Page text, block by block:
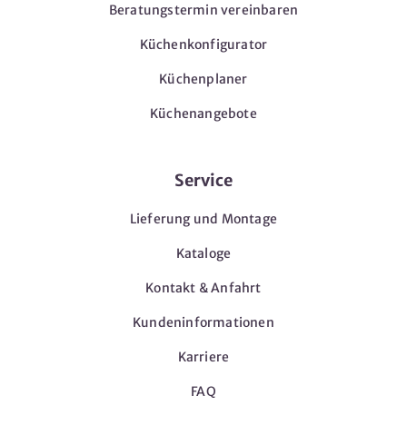
Beratungstermin vereinbaren
Küchenkonfigurator
Küchenplaner
Küchenangebote
Service
Lieferung und Montage
Kataloge
Kontakt & Anfahrt
Kundeninformationen
Karriere
FAQ